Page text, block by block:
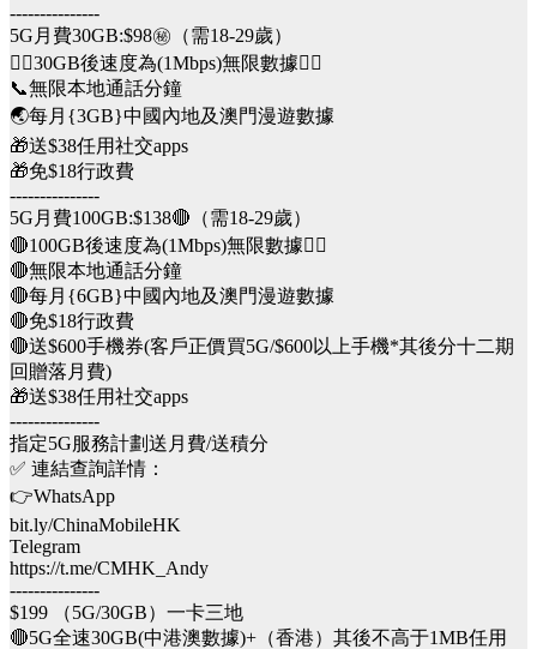
---------------
5G月費30GB:$98㊙（需18-29歲）
👉🏻30GB後速度為(1Mbps)無限數據👈🏻
📞無限本地通話分鐘
🌏每月{3GB}中國內地及澳門漫遊數據
🎁送$38任用社交apps
🎁免$18行政費
---------------
5G月費100GB:$138🔴（需18-29歲）
🔴100GB後速度為(1Mbps)無限數據👈🏻
🔴無限本地通話分鐘
🔴每月{6GB}中國內地及澳門漫遊數據
🔴免$18行政費
🔴送$600手機券(客戶正價買5G/$600以上手機*其後分十二期
回贈落月費)
🎁送$38任用社交apps
---------------
指定5G服務計劃送月費/送積分
✅ 連結查詢詳情：
👉WhatsApp
bit.ly/ChinaMobileHK
Telegram
https://t.me/CMHK_Andy
---------------
$199 （5G/30GB）一卡三地
🔴5G全速30GB(中港澳數據)+（香港）其後不高于1MB任用